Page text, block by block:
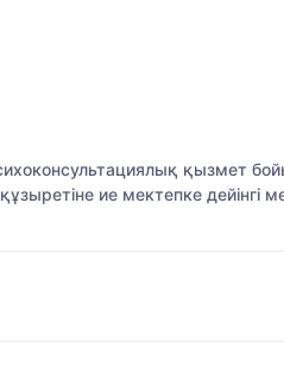
қызмет
ие мектепке дейінгі